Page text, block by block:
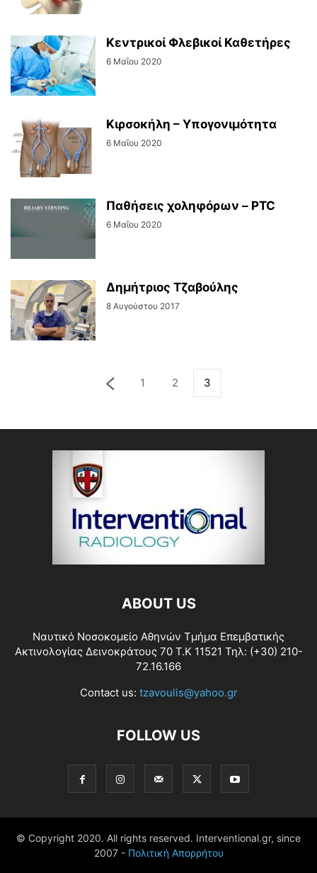
Κεντρικοί Φλεβικοί Καθετήρες
6 Μαΐου 2020
Κιρσοκήλη – Υπογονιμότητα
6 Μαΐου 2020
Παθήσεις χοληφόρων – PTC
6 Μαΐου 2020
Δημήτριος Τζαβούλης
8 Αυγούστου 2017
1 2 3
ABOUT US
Ναυτικό Νοσοκομείο Αθηνών Τμήμα Επεμβατικής
Ακτινολογίας Δεινοκράτους 70 Τ.Κ 11521 Τηλ: (+30) 210-
72.16.166
Contact us: tzavoulis@yahoo.gr
FOLLOW US
© Copyright 2020. All rights reserved. Interventional.gr, since
2007 - Πολιτική Απορρήτου